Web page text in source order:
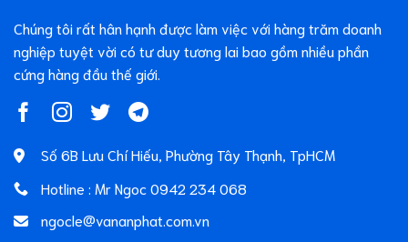
Chúng tôi rất hân hạnh được làm việc với hàng trăm doanh
nghiệp tuyệt vời có tư duy tương lai bao gồm nhiều phần
cứng hàng đầu thế giới.
Số 6B Lưu Chí Hiếu, Phường Tây Thạnh, TpHCM
Hotline : Mr Ngoc 0942 234 068
ngocle@vananphat.com.vn